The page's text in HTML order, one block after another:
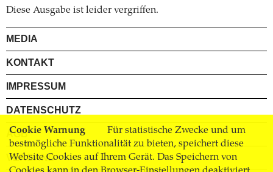
Cookie Warnung
Für statistische Zwecke und um
bestmögliche Funktionalität zu bieten, speichert diese
Website Cookies auf Ihrem Gerät. Das Speichern von
Diese Ausgabe ist leider vergriffen.
MEDIA
KONTAKT
IMPRESSUM
DATENSCHUTZ
AGB
VERSAND